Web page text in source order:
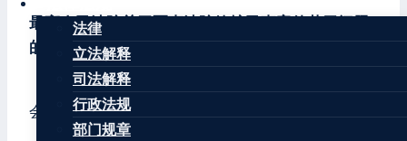
法律
立法解释
司法解释
行政法规
部门规章
最高人民法院关于军事法院管辖民事案件若干问题
的规定
（2025年3月1日最高人民法院审判委员会第1943次
会议通过，自2025年5月1日起施行）